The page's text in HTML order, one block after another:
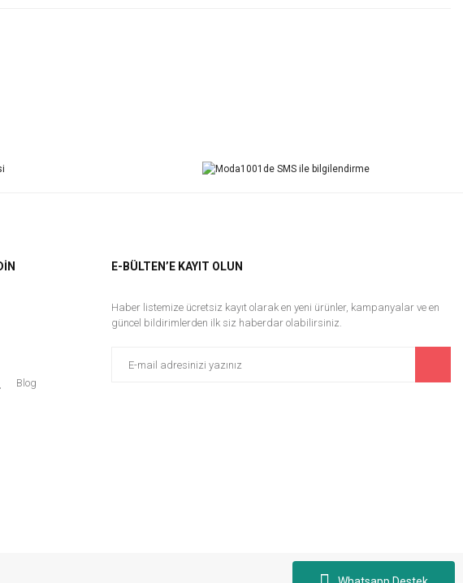
Blog
E-BÜLTEN’E KAYIT OLUN
Haber listemize ücretsiz kayıt olarak en yeni ürünler, kampanyalar ve en
güncel bildirimlerden ilk siz haberdar olabilirsiniz.